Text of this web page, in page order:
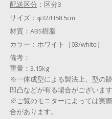
配送区分 ： 区分3
サイズ： φ32/H58.5cm
材質： ABS樹脂
カラー： ホワイト［03/white］
備考：
重量：3.15kg
※一体成型による製法上、型の
凹凸などが有る場合がございます
※ご覧のモニターによっては実
合があります。